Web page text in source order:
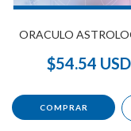
ORACULO
$54.54 USD